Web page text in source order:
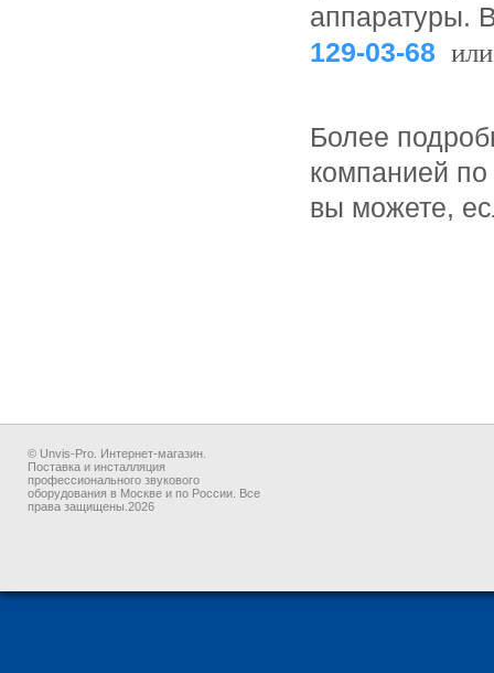
аппаратуры.
129-03-68
Более
компанией по
вы можете,
© Unvis-Pro. Интернет-магазин.
Поставка и инсталляция
профессионального звукового
оборудования в Москве и по России. Все
права защищены.2026